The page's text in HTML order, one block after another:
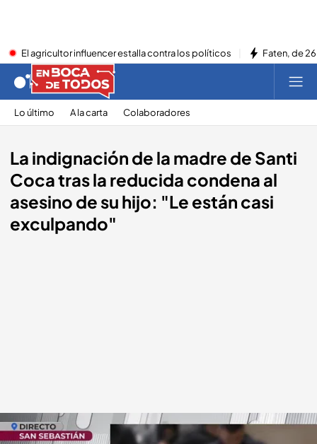
El agricultor influencer estalla contra los políticos Faten, de
Lo último A la carta Colaboradores
La indignación de la madre de Santi
Coca tras la reducida condena al
asesino de su hijo: "Le están casi
exculpando"
Fátima Hacine-Bacha, madre de la víctima.cuatro.com